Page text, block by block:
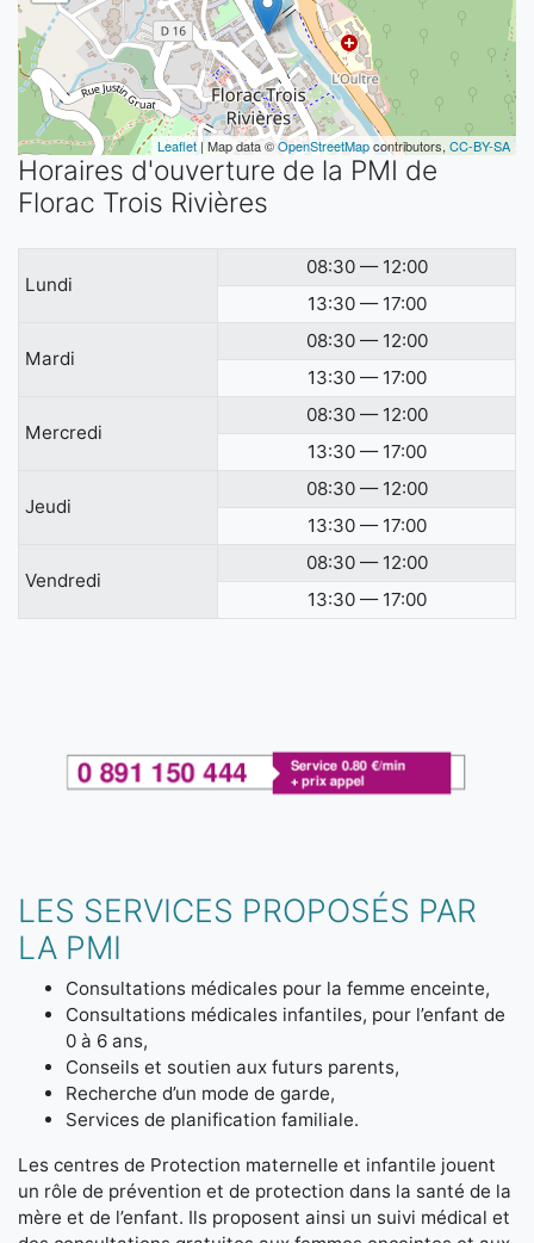
Leaflet| Map data ©OpenStreetMapcontributors, CC-BY-SA
Horaires d'ouverture de la PMI de
Florac Trois Rivières
Lundi
08:30 — 12:00
13:30 — 17:00
Mardi
08:30 — 12:00
13:30 — 17:00
Mercredi
08:30 — 12:00
13:30 — 17:00
Jeudi
08:30 — 12:00
13:30 — 17:00
Vendredi
08:30 — 12:00
13:30 — 17:00
LES SERVICES PROPOSÉS PAR
LA PMI
Consultations médicales pour la femme enceinte,
Consultations médicales infantiles, pour l’enfant de
0 à 6 ans,
Conseils et soutien aux futurs parents,
Recherche d’un mode de garde,
Services de planification familiale.
Les centres de Protection maternelle et infantile jouent
un rôle de prévention et de protection dans la santé de la
mère et de l’enfant. Ils proposent ainsi un suivi médical et